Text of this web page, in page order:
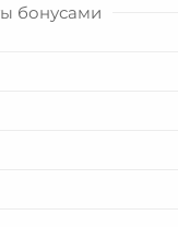
бонусами